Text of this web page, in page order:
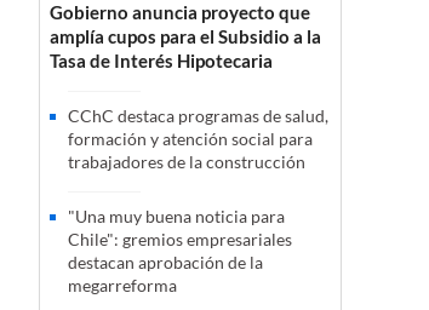
Gobierno anuncia proyecto que
amplía cupos para el Subsidio a la
Tasa de Interés Hipotecaria
CChC destaca programas de salud,
formación y atención social para
trabajadores de la construcción
"Una muy buena noticia para
Chile": gremios empresariales
destacan aprobación de la
megarreforma